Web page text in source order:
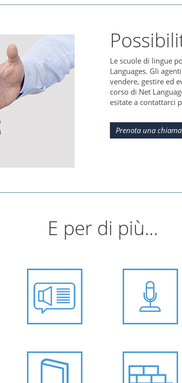
Le scuole di lingue
Languages. Gli
vendere, gestire ed
corso di Net
esitate a contattarci
Prenota una
E per di più...